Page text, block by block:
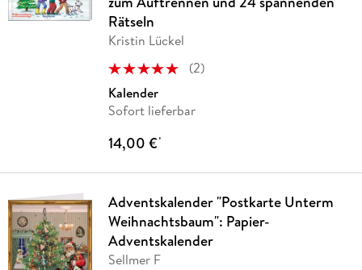
Rätseln
Kristin Lückel
(2)
Kalender
Sofort lieferbar
14,00 €*
Adventskalender "Postkarte Unterm
Weihnachtsbaum": Papier-
Adventskalender
Sellmer F